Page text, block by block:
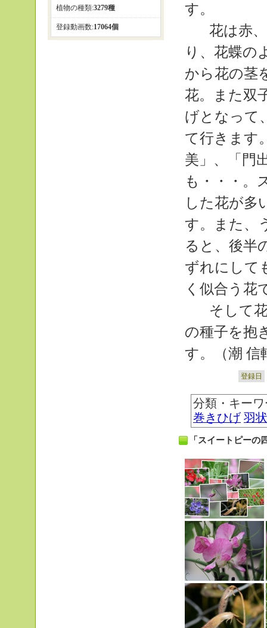
す。
花は赤、
り、花蝶の
から花の茎
花。また双
げとなって
て行きます
美」、「門
も・・・。
した花が多
す。また、
ると、後半
ずれにして
く似合う花
そして花
の種子を抱
す。（潮 信
登録日
分類・キー
巻きひげ 羽
「スイートピーの
植物の種類:3279種
登録動画数:17064個